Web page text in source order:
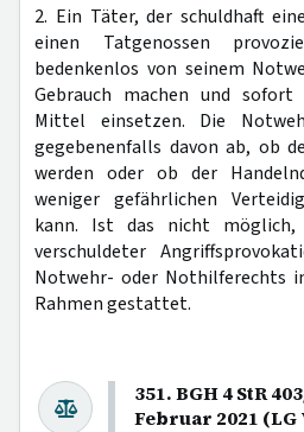
2. Ein Täter, der schuldhaft
einen Tatgenossen
bedenkenlos von seinem
Gebrauch machen und sofort
Mittel einsetzen. Die
gegebenenfalls davon ab, ob
werden oder ob der
weniger gefährlichen
kann. Ist das nicht
verschuldeter
Notwehr- oder Nothilferechts
Rahmen gestattet.
351. BGH 4 StR
Februar 2021